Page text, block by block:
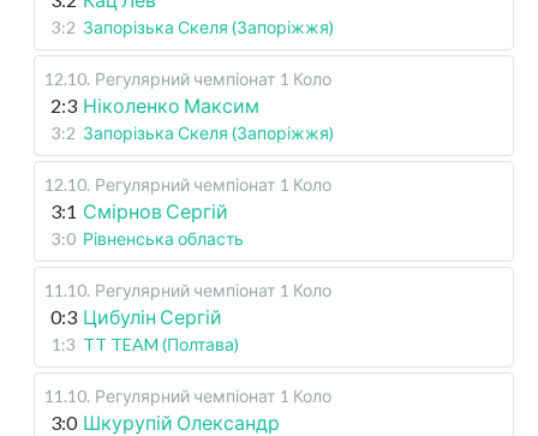
3:2 Запорізька Скеля (Запоріжжя)
12.10. Регулярний чемпіонат 1 Коло
2:3 Ніколенко Максим
3:2 Запорізька Скеля (Запоріжжя)
12.10. Регулярний чемпіонат 1 Коло
3:1 Смірнов Сергій
3:0 Рівненська область
11.10. Регулярний чемпіонат 1 Коло
0:3 Цибулін Сергій
1:3 TT TEAM (Полтава)
11.10. Регулярний чемпіонат 1 Коло
3:0 Шкурупій Олександр